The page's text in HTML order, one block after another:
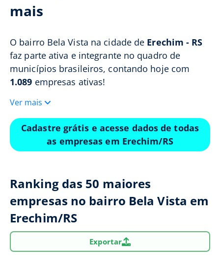
mais
O bairro Bela Vista na cidade de Erechim - RS
faz parte ativa e integrante no quadro de
municípios brasileiros, contando hoje com
1.089 empresas ativas!
Ver mais
Cadastre grátis e acesse dados de todas
as empresas em Erechim/RS
Ranking das 50 maiores
empresas no bairro Bela Vista em
Erechim/RS
Exportar